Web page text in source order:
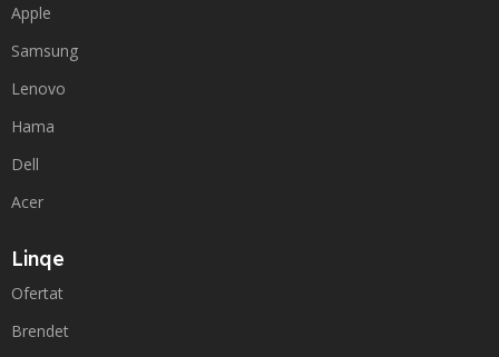
Apple
Samsung
Lenovo
Hama
Dell
Acer
Linqe
Ofertat
Brendet